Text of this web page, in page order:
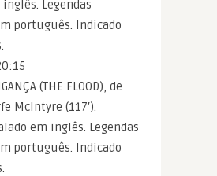
Legendas
português. Indicado
(THE FLOOD), de
McIntyre (117′).
em inglês. Legendas
português. Indicado